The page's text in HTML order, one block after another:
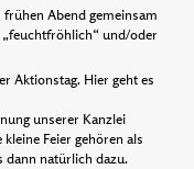
Abend gemeinsam
und/oder
Aktionstag. Hier geht es
unserer Kanzlei
Feier gehören als
dann natürlich dazu.